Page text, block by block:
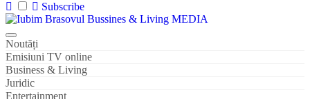
Subscribe
Iubim Brasovul Bussines & Living MEDIA
Din pasiune și dragoste pentru Brașoveni
Noutăți
Emisiuni TV online
Business & Living
Juridic
Entertainment